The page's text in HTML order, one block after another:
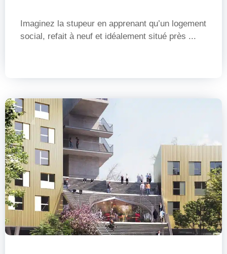
Imaginez la stupeur en apprenant qu’un logement
social, refait à neuf et idéalement situé près ...